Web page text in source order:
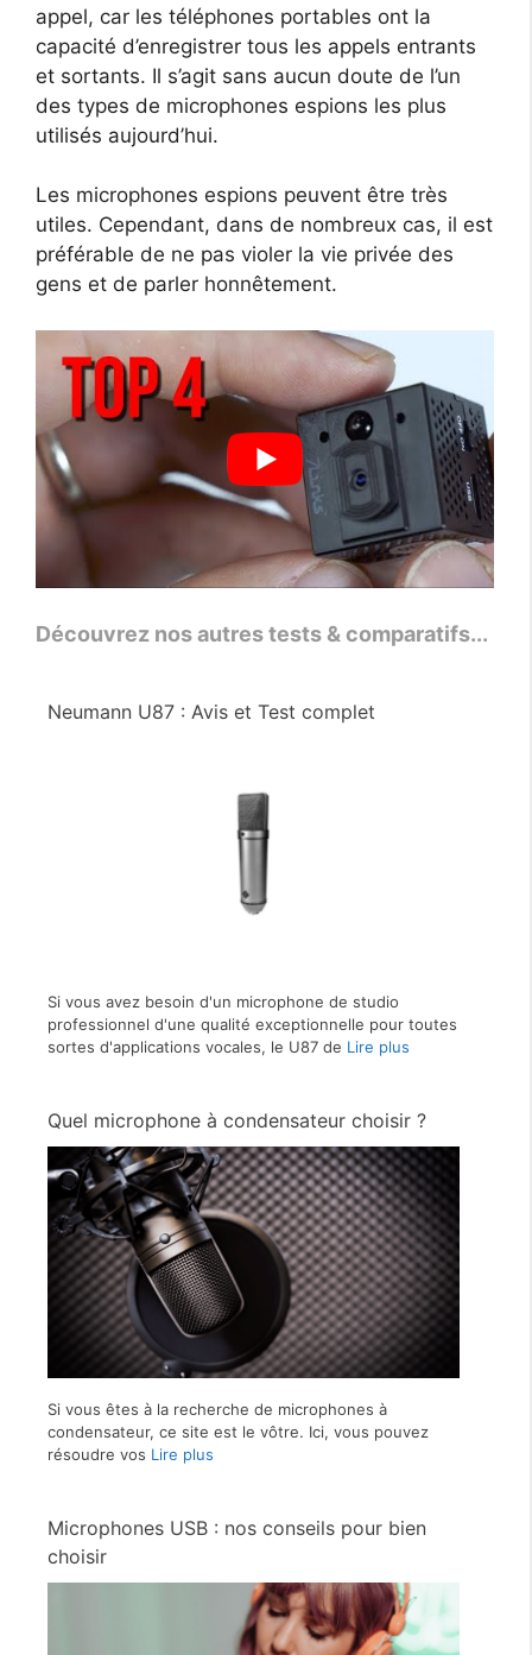
appel, car les téléphones portables ont la
capacité d’enregistrer tous les appels entrants
et sortants. Il s’agit sans aucun doute de l’un
des types de microphones espions les plus
utilisés aujourd’hui.
Les microphones espions peuvent être très
utiles. Cependant, dans de nombreux cas, il est
préférable de ne pas violer la vie privée des
gens et de parler honnêtement.
Découvrez nos autres tests & comparatifs...
Neumann U87 : Avis et Test complet
Si vous avez besoin d'un microphone de studio
professionnel d'une qualité exceptionnelle pour toutes
sortes d'applications vocales, le U87 de Lire plus
Quel microphone à condensateur choisir ?
Si vous êtes à la recherche de microphones à
condensateur, ce site est le vôtre. Ici, vous pouvez
résoudre vos Lire plus
Microphones USB : nos conseils pour bien
choisir